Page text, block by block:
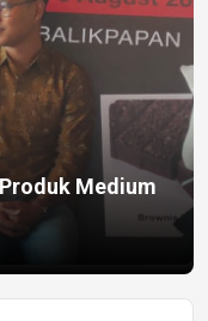
Medium